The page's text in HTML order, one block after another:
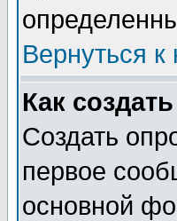
Вернуться к
Как
Создать
первое
основной